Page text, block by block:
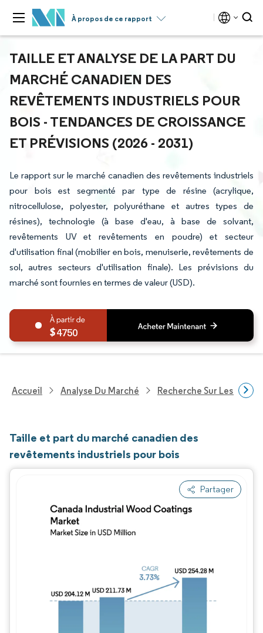
À propos de ce rapport
TAILLE ET ANALYSE DE LA PART DU
MARCHÉ CANADIEN DES
REVÊTEMENTS INDUSTRIELS POUR
BOIS - TENDANCES DE CROISSANCE
ET PRÉVISIONS (2026 - 2031)
Le rapport sur le marché canadien des revêtements industriels
pour bois est segmenté par type de résine (acrylique,
nitrocellulose, polyester, polyuréthane et autres types de
résines), technologie (à base d'eau, à base de solvant,
revêtements UV et revêtements en poudre) et secteur
d'utilisation final (mobilier en bois, menuiserie, revêtements de
sol, autres secteurs d'utilisation finale). Les prévisions du
marché sont fournies en termes de valeur (USD).
4750
Accueil Analyse Du Marché Recherche Sur Les
Taille et part du marché canadien des
revêtements industriels pour bois
Partager